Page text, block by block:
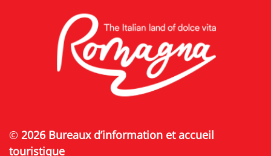
© 2026 Bureaux d’information et accueil
touristique